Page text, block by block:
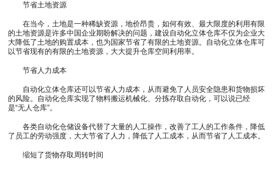
节省土地资源
在当今，土地是一种稀缺资源，地价昂贵，如何有效、最大限度的利用有限
的土地资源是许多中国企业期盼解决的问题，建设自动化立体仓库不仅为企业大
大降低了土地的购置成本，也为国家节省了有限的土地资源。自动化立体仓库可
以节省现有的有限的土地资源，大大提升仓库空间利用率。
节省人力成本
自动化立体仓库还可以节省人力成本，从而避免了人员安全隐患和货物损坏
的风险。自动化仓库实现了物料搬运机械化、分拣存取自动化，可以说已经
是“无人仓库”。
各类自动化仓储设备代替了大量的人工操作，改善了工人的工作条件，降低
了员工的劳动强度，大大节省了人力，降低了人工成本，从而节省了人工成本。
缩短了货物存取周转时间